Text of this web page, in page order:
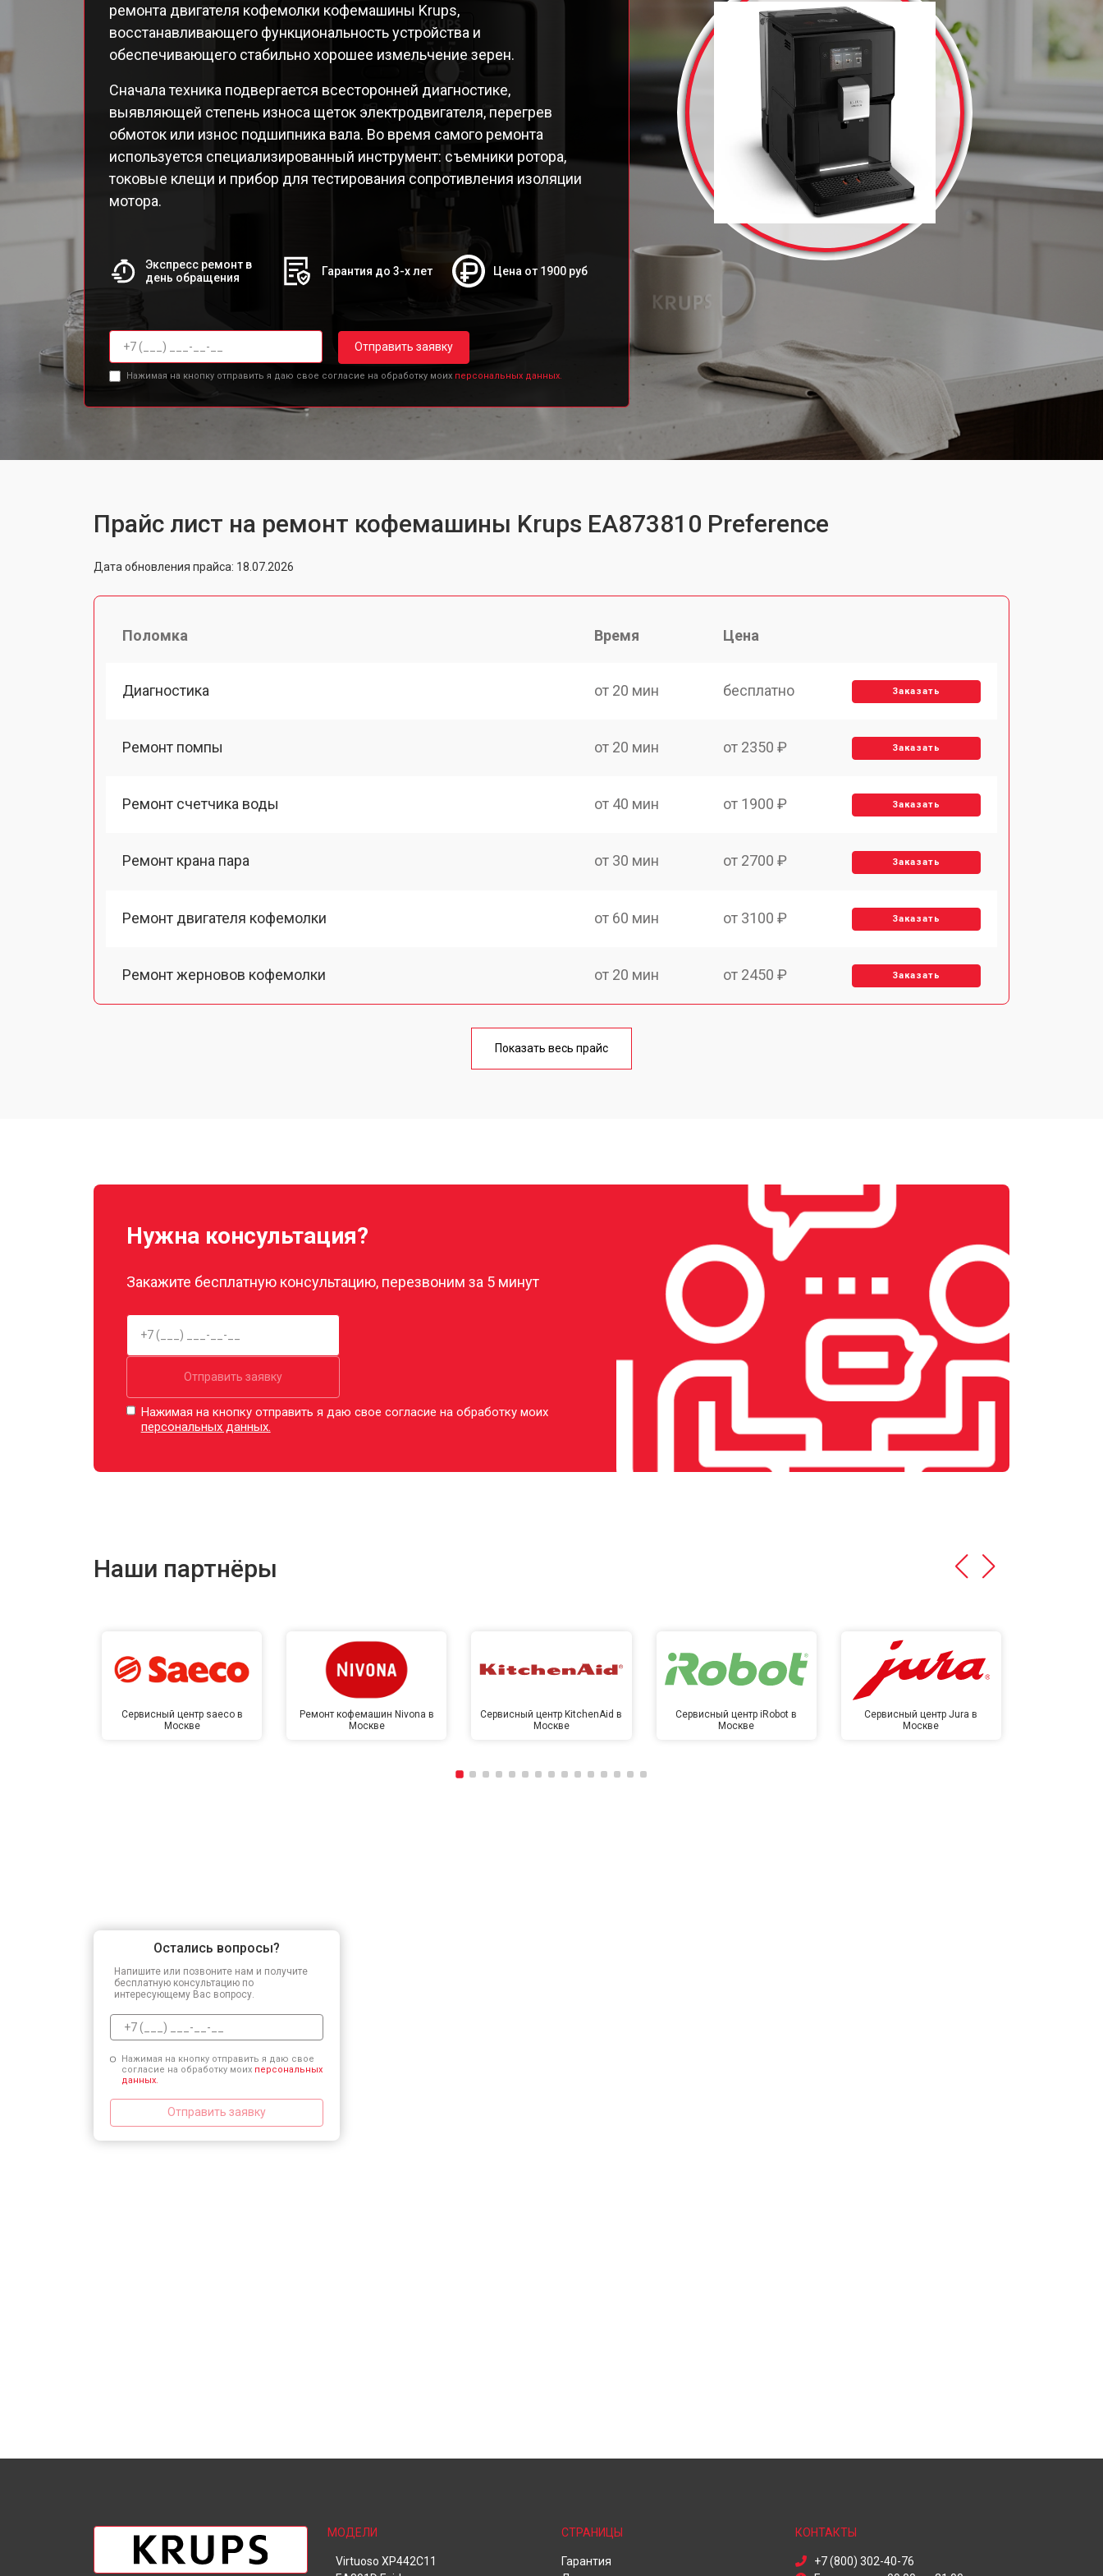
EA829E Latt' Express
EA8298 Latt' Express
EA826E30
EA826E
EA8250 Compact Espresseria
EA819N Arabica
Quattro Force Evidence
ремонта двигателя кофемолки кофемашины Krups,
восстанавливающего функциональность устройства и
обеспечивающего стабильно хорошее измельчение зерен.
Сначала техника подвергается всесторонней диагностике,
выявляющей степень износа щеток электродвигателя, перегрев
обмоток или износ подшипника вала. Во время самого ремонта
используется специализированный инструмент: съемники ротора,
токовые клещи и прибор для тестирования сопротивления изоляции
мотора.
Экспресс ремонт в
день обращения
Гарантия до 3-х лет Цена от 1900 руб
Отправить заявку
Нажимая на кнопку отправить я даю свое согласие на обработку моих персональных данных.
Прайс лист на ремонт кофемашины Krups EA873810 Preference
Дата обновления прайса: 18.07.2026
Поломка Время Цена
Диагностика от 20 мин бесплатно Заказать
Ремонт помпы от 20 мин от 2350 ₽ Заказать
Ремонт счетчика воды от 40 мин от 1900 ₽ Заказать
Ремонт крана пара от 30 мин от 2700 ₽ Заказать
Ремонт двигателя кофемолки от 60 мин от 3100 ₽ Заказать
Ремонт жерновов кофемолки от 20 мин от 2450 ₽ Заказать
от 60 мин
от 2400 ₽
от 2500 ₽ Заказать
Показать весь прайс
Нужна консультация?
Закажите бесплатную консультацию, перезвоним за 5 минут
Отправить заявку
Нажимая на кнопку отправить я даю свое согласие на обработку моих
персональных данных.
Наши партнёры
Сервисный центр saeco в
Москве
Ремонт кофемашин Nivona в
Москве
Сервисный центр KitchenAid в
Москве
Сервисный центр iRobot в
Москве
Сервисный центр Jura в
Москве
Остались вопросы?
Напишите или позвоните нам и получите
бесплатную консультацию по
интересующему Вас вопросу.
Нажимая на кнопку отправить я даю свое
согласие на обработку моих персональных
данных.
Отправить заявку
МОДЕЛИ
Virtuoso XP442C11
СТРАНИЦЫ
Гарантия
КОНТАКТЫ
+7 (800) 302-40-76